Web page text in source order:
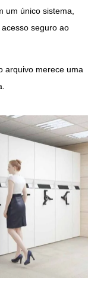
um único sistema,
seguro ao
arquivo merece uma